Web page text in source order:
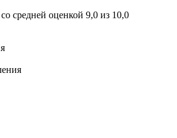
средней оценкой 9,0 из 10,0